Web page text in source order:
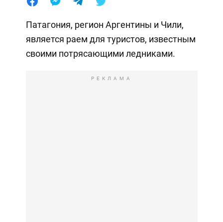
Патагония, регион Аргентины и Чили,
является раем для туристов, известным
своими потрясающими ледниками.
РЕКЛАМА